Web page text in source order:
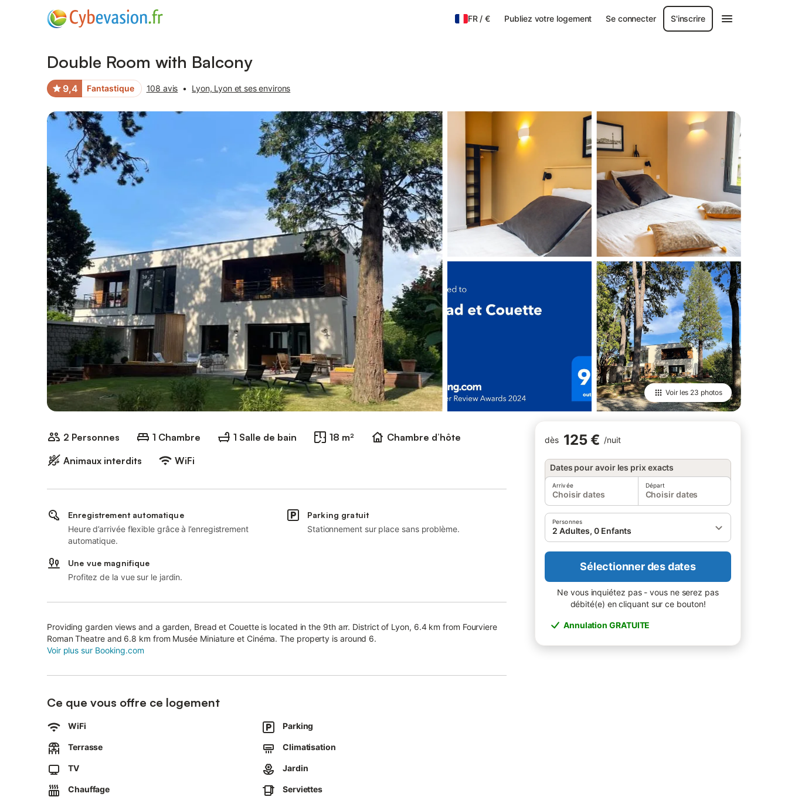
FR/€ Publiez votre logement Se connecter S'inscrire
Double Room with Balcony
9,4 Fantastique 108 avis • Lyon, Lyon et ses environs
Voir les 23 photos
Photos Équipements Avis des voyageurs
2 Personnes 1 Chambre 1 Salle de bain 18 m²
Chambre d’hôte
Animaux interdits
WiFi
dès 125 € /nuit
Dates pour avoir les prix exacts
Arrivée
Choisir dates
Départ
Choisir dates
Personnes
2 Adultes, 0 Enfants
Sélectionner des dates
Ne vous inquiétez pas - vous ne serez pas
débité(e) en cliquant sur ce bouton!
Annulation GRATUITE
Enregistrement automatique
Heure d’arrivée flexible grâce à l’enregistrement
automatique.
Parking gratuit
Stationnement sur place sans problème.
Une vue magnifique
Profitez de la vue sur le jardin.
Providing garden views and a garden, Bread et Couette is located in the 9th arr. District of Lyon, 6.4 km from Fourviere
Roman Theatre and 6.8 km from Musée Miniature et Cinéma. The property is around 6.
Voir plus sur Booking.com
Ce que vous offre ce logement
WiFi Parking
Terrasse Climatisation
TV Jardin
Chauffage Serviettes